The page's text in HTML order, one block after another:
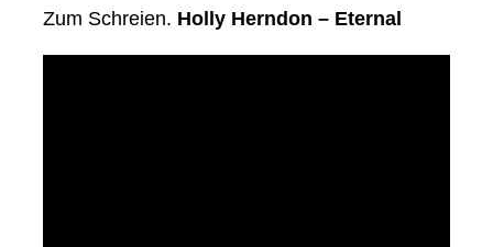
Zum Schreien. Holly Herndon – Eternal